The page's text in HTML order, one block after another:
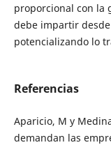
proporcional con la
debe impartir
potencializando lo
Referencias
Aparicio, M y
demandan las